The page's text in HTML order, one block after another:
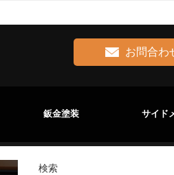
お問合わ
鈑金塗装 サイド
検索